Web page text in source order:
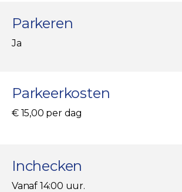
Parkeren
Ja
Parkeerkosten
€ 15,00 per dag
Inchecken
Vanaf 14:00 uur.